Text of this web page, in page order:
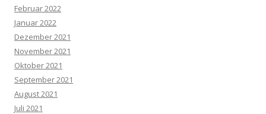
Februar 2022
Januar 2022
Dezember 2021
November 2021
Oktober 2021
September 2021
August 2021
Juli 2021